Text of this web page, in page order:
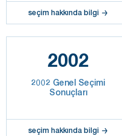
seçim hakkında bilgi
2002
2002 Genel Seçimi
Sonuçları
seçim hakkında bilgi